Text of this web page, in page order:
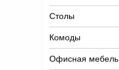
Столы
Комоды
Офисная мебель